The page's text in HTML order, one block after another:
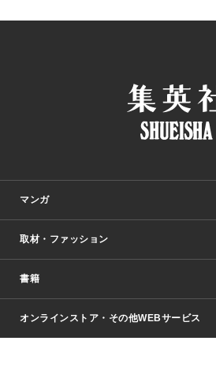
マンガ
少年マンガ
Vジャンプ
週刊ヤングジャンプ
少女マンガ
取材・ファッション
Seventeen
芸能・情報・スポーツ
書籍
文芸・文庫・総合
オンラインストア・その他WEBサービス